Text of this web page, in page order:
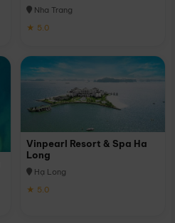
Nha Trang
★ 5.0
Vinpearl Resort & Spa Ha
Long
Hạ Long
★ 5.0